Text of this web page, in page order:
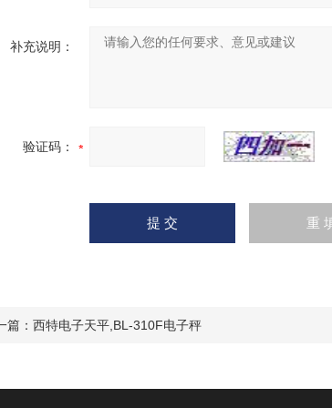
补充说明：
验证码：
篇： 西特电子天平,BL-310F电子秤